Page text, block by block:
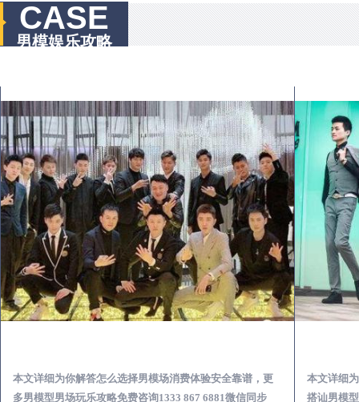
CASE
男模娱乐攻略
本文详细为你解答怎么选择男模场消费体验安全靠谱，更
多男模型男场玩乐攻略免费咨询1333 867 6881微信同步
本文详细
搭讪男模